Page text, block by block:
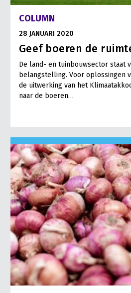
COLUMN
28 JANUARI 2020
Geef boeren de
De land- en tuinbouwsector staat
belangstelling. Voor oplossingen
de uitwerking van het
naar de boeren…